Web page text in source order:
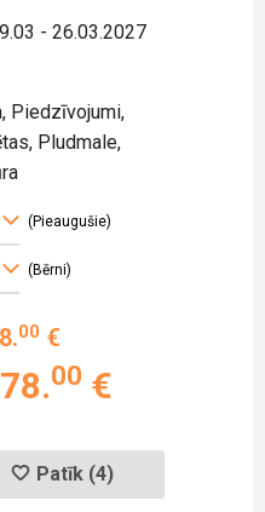
- 26.03.2027
Piedzīvojumi,
Pludmale,
(Pieaugušie)
(Bērni)
.00 €
.00 €
Patīk (4)